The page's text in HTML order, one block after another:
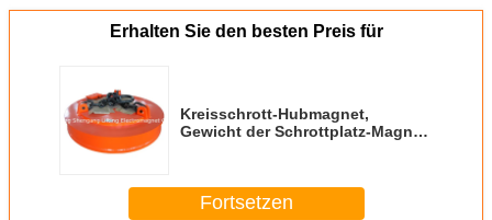
Erhalten Sie den besten Preis für
Kreisschrott-Hubmagnet,
Gewicht der Schrottplatz-Magnet-
Fortsetzen